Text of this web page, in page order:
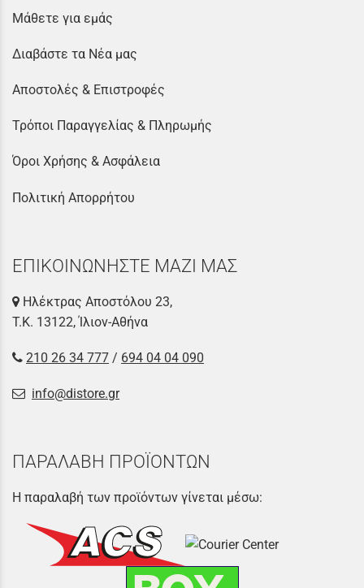
Μάθετε για εμάς
Διαβάστε τα Νέα μας
Αποστολές & Επιστροφές
Τρόποι Παραγγελίας & Πληρωμής
Όροι Χρήσης & Ασφάλεια
Πολιτική Απορρήτου
ΕΠΙΚΟΙΝΩΝΗΣΤΕ ΜΑΖΙ ΜΑΣ
Ηλέκτρας Αποστόλου 23,
Τ.Κ. 13122, Ίλιον-Αθήνα
210 26 34 777 / 694 04 04 090
info@distore.gr
ΠΑΡΑΛΑΒΗ ΠΡΟΪΟΝΤΩΝ
Η παραλαβή των προϊόντων γίνεται μέσω: